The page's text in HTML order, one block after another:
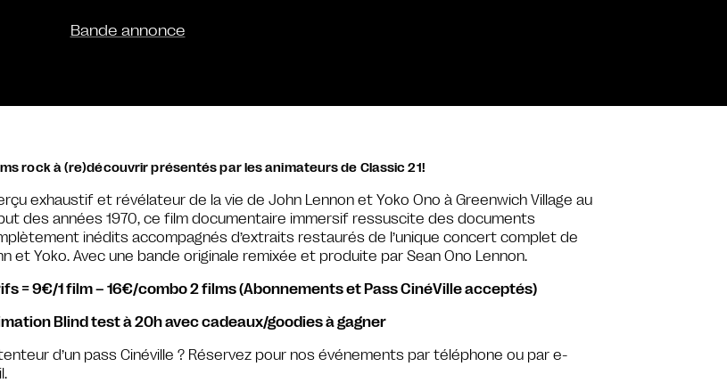
Bande annonce
rock à (re)découvrir présentés par les animateurs de Classic 21!
exhaustif et révélateur de la vie de John Lennon et Yoko Ono à Greenwich Village au
des années 1970, ce film documentaire immersif ressuscite des documents
inédits accompagnés d’extraits restaurés de l’unique concert complet de
et Yoko. Avec une bande originale remixée et produite par Sean Ono Lennon.
= 9€/1 film – 16€/combo 2 films (Abonnements et Pass CinéVille acceptés)
Blind test à 20h avec cadeaux/goodies à gagner
d’un pass Cinéville ? Réservez pour nos événements par téléphone ou par e-